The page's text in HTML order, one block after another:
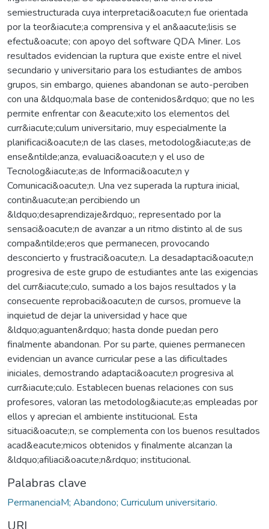
semiestructurada cuya interpretaci&oacute;n fue orientada
por la teor&iacute;a comprensiva y el an&aacute;lisis se
efectu&oacute; con apoyo del software QDA Miner. Los
resultados evidencian la ruptura que existe entre el nivel
secundario y universitario para los estudiantes de ambos
grupos, sin embargo, quienes abandonan se auto-perciben
con una &ldquo;mala base de contenidos&rdquo; que no les
permite enfrentar con &eacute;xito los elementos del
curr&iacute;culum universitario, muy especialmente la
planificaci&oacute;n de las clases, metodolog&iacute;as de
ense&ntilde;anza, evaluaci&oacute;n y el uso de
Tecnolog&iacute;as de Informaci&oacute;n y
Comunicaci&oacute;n. Una vez superada la ruptura inicial,
contin&uacute;an percibiendo un
&ldquo;desaprendizaje&rdquo;, representado por la
sensaci&oacute;n de avanzar a un ritmo distinto al de sus
compa&ntilde;eros que permanecen, provocando
desconcierto y frustraci&oacute;n. La desadaptaci&oacute;n
progresiva de este grupo de estudiantes ante las exigencias
del curr&iacute;culo, sumado a los bajos resultados y la
consecuente reprobaci&oacute;n de cursos, promueve la
inquietud de dejar la universidad y hace que
&ldquo;aguanten&rdquo; hasta donde puedan pero
finalmente abandonan. Por su parte, quienes permanecen
evidencian un avance curricular pese a las dificultades
iniciales, demostrando adaptaci&oacute;n progresiva al
curr&iacute;culo. Establecen buenas relaciones con sus
profesores, valoran las metodolog&iacute;as empleadas por
ellos y aprecian el ambiente institucional. Esta
situaci&oacute;n, se complementa con los buenos resultados
acad&eacute;micos obtenidos y finalmente alcanzan la
&ldquo;afiliaci&oacute;n&rdquo; institucional.
Palabras clave
PermanenciaM; Abandono; Curriculum universitario.
URI